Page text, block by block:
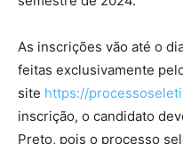
As inscrições vão até o
feitas exclusivamente
site https://
inscrição, o candidato
Preto, pois o processo